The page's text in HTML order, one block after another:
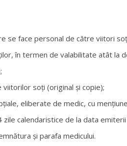
se face personal de către viitori
în termen de valabilitate atât la
soți (original și copie);
eliberate de medic, cu
zile calendaristice de la data
și parafa medicului.